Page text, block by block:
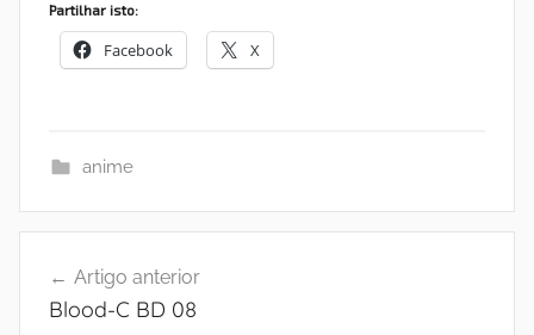
Partilhar isto:
Facebook X
anime
de
Artigo anterior
Blood-C BD 08